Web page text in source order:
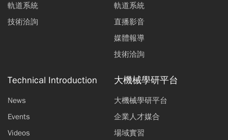
軌道系統
技術洽詢
軌道系統
直播影音
媒體報導
技術洽詢
Technical Introduction
News
Events
Videos
大機械學研平台
大機械學研平台
企業人才媒合
場域實習